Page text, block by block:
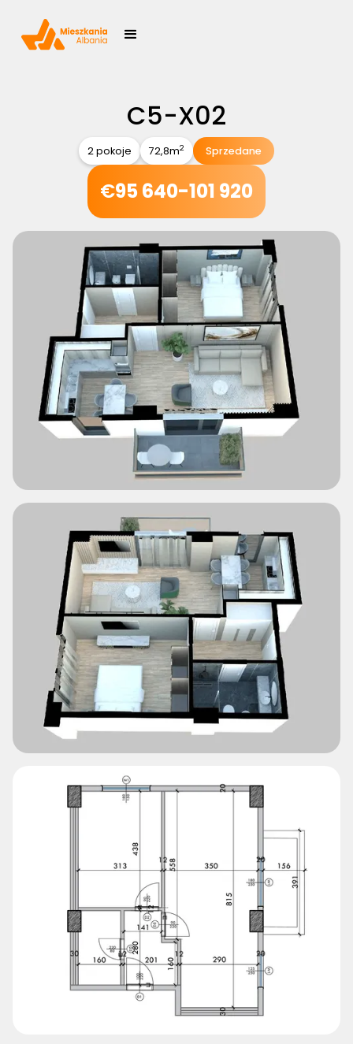
C5-X02
2 pokoje 72,8m2 Sprzedane
€95 640-101 920